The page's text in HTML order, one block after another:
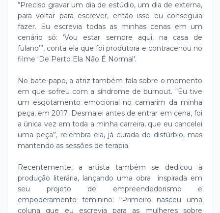
“Preciso gravar um dia de estúdio, um dia de externa,
para voltar para escrever, então isso eu conseguia
fazer. Eu escrevia todas as minhas cenas em um
cenário só: ‘Vou estar sempre aqui, na casa de
fulano’”, conta ela que foi produtora e contracenou no
filme ‘De Perto Ela Não É Normal'.
No bate-papo, a atriz também fala sobre o momento
em que sofreu com a síndrome de burnout. “Eu tive
um esgotamento emocional no camarim da minha
peça, em 2017. Desmaiei antes de entrar em cena, foi
a única vez em toda a minha carreira, que eu cancelei
uma peça”, relembra ela, já curada do distúrbio, mas
mantendo as sessões de terapia.
Recentemente, a artista também se dedicou à
produção literária, lançando uma obra inspirada em
seu projeto de empreendedorismo e
empoderamento feminino: “Primeiro nasceu uma
coluna que eu escrevia para as mulheres sobre